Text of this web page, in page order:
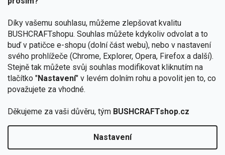
Díky vašemu souhlasu, můžeme zlepšovat kvalitu
BUSHCRAFTshopu. Souhlas můžete kdykoliv odvolat a to
buď v patičce e-shopu (dolní část webu), nebo v nastavení
svého prohlížeče (Chrome, Explorer, Opera, Firefox a další).
Stejně tak můžete svůj souhlas modifikovat kliknutím na
tlačítko "Nastavení" v levém dolním rohu a povolit jen to, co
považujete za vhodné.
Děkujeme za vaši důvěru, tým BUSHCRAFTshop.cz
Nastavení
podmínkami ochrany osobních údajů
Copyright 2026BUSHCRAFTshop.cz. Všechna práva